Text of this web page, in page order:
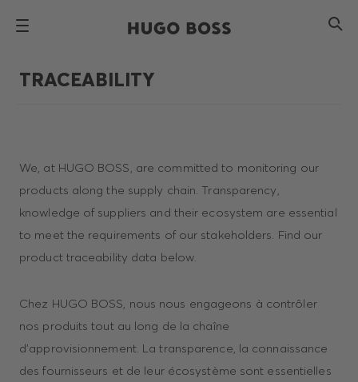
TRACEABILITY
We, at HUGO BOSS, are committed to monitoring our
products along the supply chain. Transparency,
knowledge of suppliers and their ecosystem are essential
to meet the requirements of our stakeholders. Find our
product traceability data below.
Chez HUGO BOSS, nous nous engageons à contrôler
nos produits tout au long de la chaîne
d'approvisionnement. La transparence, la connaissance
des fournisseurs et de leur écosystème sont essentielles